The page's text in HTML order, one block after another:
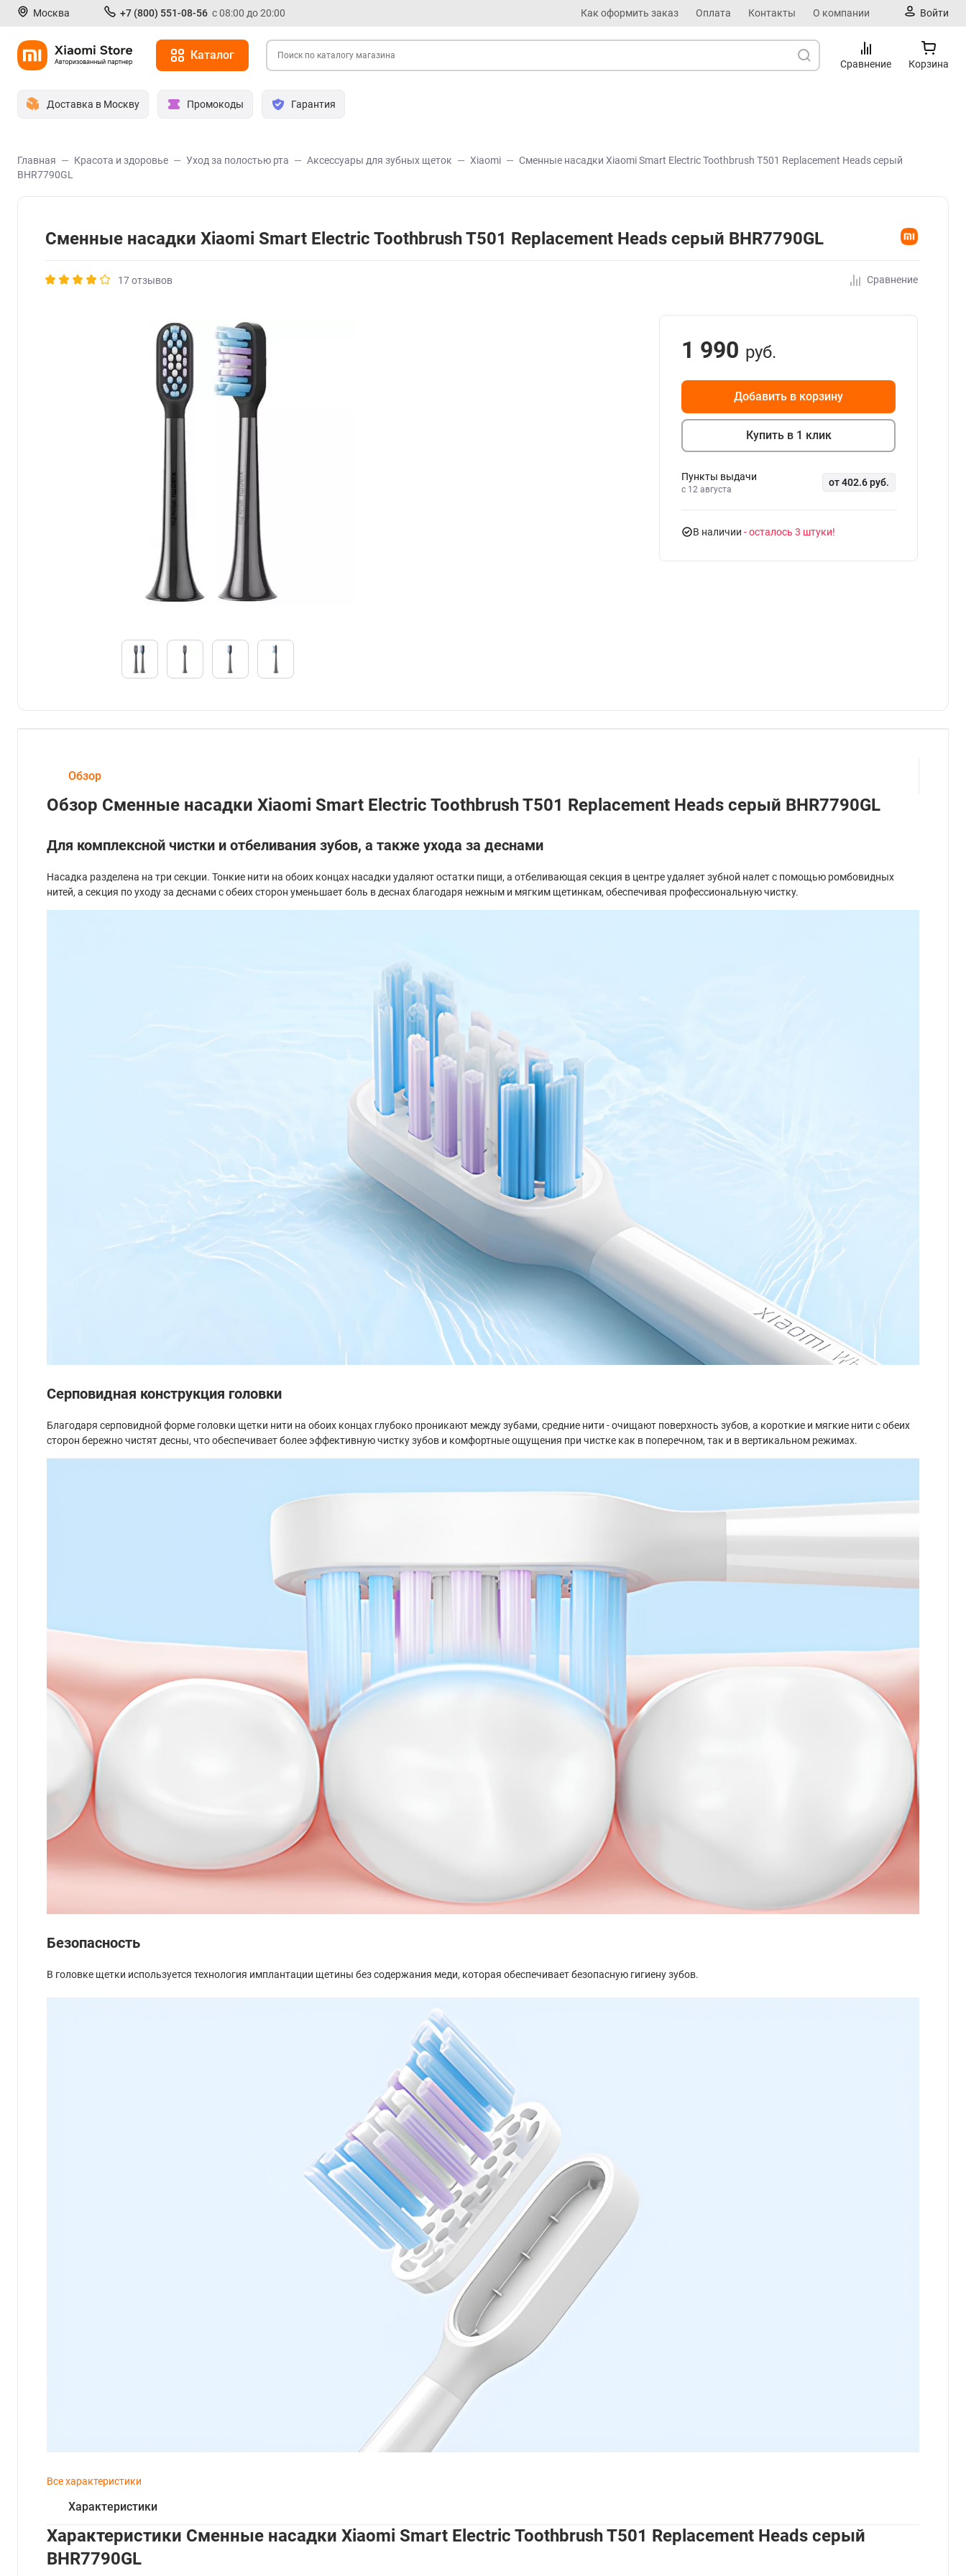
Москва +7 (800) 551-08-56 с 08:00 до 20:00 Как оформить заказ Оплата Контакты О компании Войти
Каталог
Сравнение Корзина
Доставка в Москву Промокоды Гарантия
Главная Красота и здоровье Уход за полостью рта Аксессуары для зубных щеток Xiaomi
Сменные насадки Xiaomi Smart Electric Toothbrush T501 Replacement Heads серый
BHR7790GL
Сменные насадки Xiaomi Smart Electric Toothbrush T501 Replacement Heads серый BHR7790GL
17 отзывов Сравнение
1 990 руб.
Добавить в корзину
Купить в 1 клик
Пункты выдачи
c 12 августа
от 402.6 руб.
В наличии - осталось 3 штуки
Обзор
Обзор Сменные насадки Xiaomi Smart Electric Toothbrush T501 Replacement Heads серый BHR7790GL
Для комплексной чистки и отбеливания зубов, а также ухода за деснами
Насадка разделена на три секции. Тонкие нити на обоих концах насадки удаляют остатки пищи, а отбеливающая секция в центре удаляет зубной налет с помощью ромбовидных
нитей, а секция по уходу за деснами с обеих сторон уменьшает боль в деснах благодаря нежным и мягким щетинкам, обеспечивая профессиональную чистку.
Серповидная конструкция головки
Благодаря серповидной форме головки щетки нити на обоих концах глубоко проникают между зубами, средние нити - очищают поверхность зубов, а короткие и мягкие нити с обеих
сторон бережно чистят десны, что обеспечивает более эффективную чистку зубов и комфортные ощущения при чистке как в поперечном, так и в вертикальном режимах.
Безопасность
В головке щетки используется технология имплантации щетины без содержания меди, которая обеспечивает безопасную гигиену зубов.
Все характеристики
Характеристики
Характеристики Сменные насадки Xiaomi Smart Electric Toothbrush T501 Replacement Heads серый
BHR7790GL